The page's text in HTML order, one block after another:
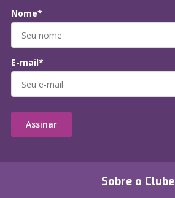
Sobre o Clube
Nome*
E-mail*
Assinar